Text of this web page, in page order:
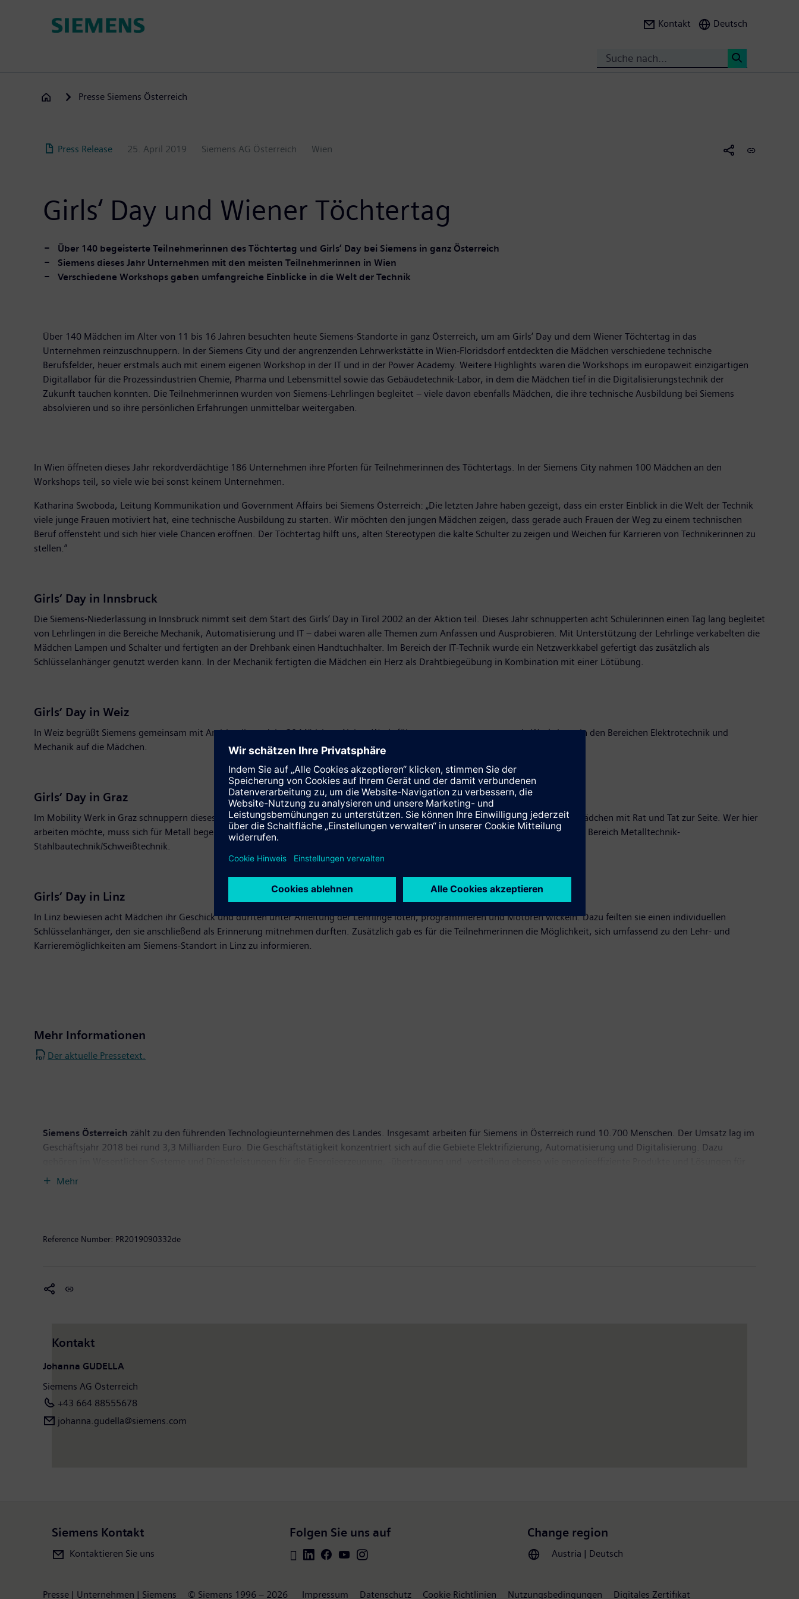
Kontakt Deutsch
Presse Siemens Österreich
Press Release 25. April 2019 Siemens AG Österreich Wien
Girls‘ Day und Wiener Töchtertag
Über 140 begeisterte Teilnehmerinnen des Töchtertag und Girls‘ Day bei Siemens in ganz Österreich
Siemens dieses Jahr Unternehmen mit den meisten Teilnehmerinnen in Wien
Verschiedene Workshops gaben umfangreiche Einblicke in die Welt der Technik
Über 140 Mädchen im Alter von 11 bis 16 Jahren besuchten heute Siemens-Standorte in ganz Österreich, um am Girls‘ Day und dem Wiener Töchtertag in das
Unternehmen reinzuschnuppern. In der Siemens City und der angrenzenden Lehrwerkstätte in Wien-Floridsdorf entdeckten die Mädchen verschiedene technische
Berufsfelder, heuer erstmals auch mit einem eigenen Workshop in der IT und in der Power Academy. Weitere Highlights waren die Workshops im europaweit einzigartigen
Digitallabor für die Prozessindustrien Chemie, Pharma und Lebensmittel sowie das Gebäudetechnik-Labor, in dem die Mädchen tief in die Digitalisierungstechnik der
Zukunft tauchen konnten. Die Teilnehmerinnen wurden von Siemens-Lehrlingen begleitet – viele davon ebenfalls Mädchen, die ihre technische Ausbildung bei Siemens
absolvieren und so ihre persönlichen Erfahrungen unmittelbar weitergaben.
In Wien öffneten dieses Jahr rekordverdächtige 186 Unternehmen ihre Pforten für Teilnehmerinnen des Töchtertags. In der Siemens City nahmen 100 Mädchen an den
Workshops teil, so viele wie bei sonst keinem Unternehmen.
Katharina Swoboda, Leitung Kommunikation und Government Affairs bei Siemens Österreich: „Die letzten Jahre haben gezeigt, dass ein erster Einblick in die Welt der Technik
viele junge Frauen motiviert hat, eine technische Ausbildung zu starten. Wir möchten den jungen Mädchen zeigen, dass gerade auch Frauen der Weg zu einem technischen
Beruf offensteht und sich hier viele Chancen eröffnen. Der Töchtertag hilft uns, alten Stereotypen die kalte Schulter zu zeigen und Weichen für Karrieren von Technikerinnen zu
stellen.“
Girls‘ Day in Innsbruck
Die Siemens-Niederlassung in Innsbruck nimmt seit dem Start des Girls‘ Day in Tirol 2002 an der Aktion teil. Dieses Jahr schnupperten acht Schülerinnen einen Tag lang begleitet
von Lehrlingen in die Bereiche Mechanik, Automatisierung und IT – dabei waren alle Themen zum Anfassen und Ausprobieren. Mit Unterstützung der Lehrlinge verkabelten die
Mädchen Lampen und Schalter und fertigten an der Drehbank einen Handtuchhalter. Im Bereich der IT-Technik wurde ein Netzwerkkabel gefertigt das zusätzlich als
Schlüsselanhänger genutzt werden kann. In der Mechanik fertigten die Mädchen ein Herz als Drahtbiegeübung in Kombination mit einer Lötübung.
Girls‘ Day in Weiz
In Weiz begrüßt Siemens gemeinsam mit Andritz dieses Jahr 20 Mädchen. Neben Werksführungen warteten spannende Workshops in den Bereichen Elektrotechnik und
Mechanik auf die Mädchen.
Girls‘ Day in Graz
Im Mobility Werk in Graz schnuppern dieses Jahr neun junge Mädchen in den Berufsalltag der Lehrlinge. Das 1. Lehrjahr stand den Mädchen mit Rat und Tat zur Seite. Wer hier
arbeiten möchte, muss sich für Metall begeistern: Von den derzeit 49 Lehrlingen im Mobility Werk in Graz arbeiten über die Hälfte im Bereich Metalltechnik-
Stahlbautechnik/Schweißtechnik.
Girls‘ Day in Linz
In Linz bewiesen acht Mädchen ihr Geschick und durften unter Anleitung der Lehrlinge löten, programmieren und Motoren wickeln. Dazu feilten sie einen individuellen
Schlüsselanhänger, den sie anschließend als Erinnerung mitnehmen durften. Zusätzlich gab es für die Teilnehmerinnen die Möglichkeit, sich umfassend zu den Lehr- und
Karrieremöglichkeiten am Siemens-Standort in Linz zu informieren.
Mehr Informationen
Der aktuelle Pressetext.
Siemens Österreich zählt zu den führenden Technologieunternehmen des Landes. Insgesamt arbeiten für Siemens in Österreich rund 10.700 Menschen. Der Umsatz lag im
Geschäftsjahr 2018 bei rund 3,3 Milliarden Euro. Die Geschäftstätigkeit konzentriert sich auf die Gebiete Elektrifizierung, Automatisierung und Digitalisierung. Dazu
die Produktions-, Transport und Gebäudetechnik bis hin zu Technologien für hochqualitative und integrierte Gesundheitsversorgung. Automatisierungstechnologien,
Mehr
Reference Number: PR2019090332de
Kontakt
Johanna GUDELLA
Siemens AG Österreich
+43 664 88555678
johanna.gudella@siemens.com
Siemens Kontakt
Kontaktieren Sie uns
Folgen Sie uns auf Change region
Austria | Deutsch
Presse | Unternehmen | Siemens © Siemens 1996 – 2026 Impressum Datenschutz Cookie Richtlinien Nutzungsbedingungen Digitales Zertifikat